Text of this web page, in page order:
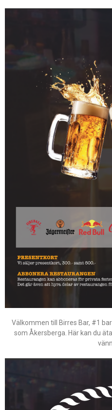
Välkommen till Birres Bar, #1
som Åkersberga. Här kan du